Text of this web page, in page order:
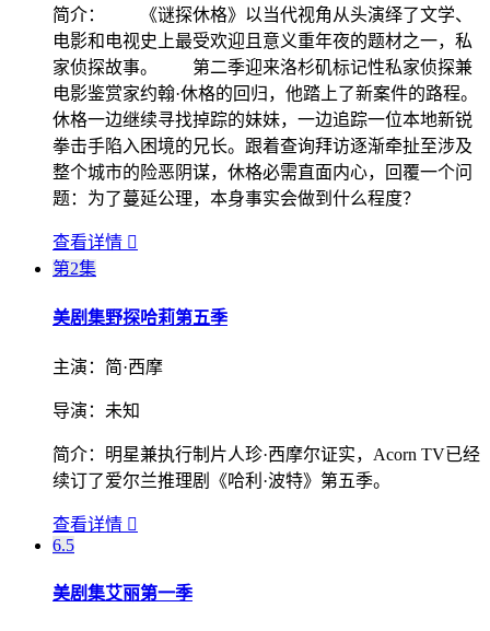
简介：
《谜探休格》以当代视角从头演绎了文学、
电影和电视史上最受欢迎且意义重年夜的题材之一，私
家侦探故事。 第二季迎来洛杉矶标记性私家侦探兼
电影鉴赏家约翰·休格的回归，他踏上了新案件的路程。
休格一边继续寻找掉踪的妹妹，一边追踪一位本地新锐
拳击手陷入困境的兄长。跟着查询拜访逐渐牵扯至涉及
整个城市的险恶阴谋，休格必需直面内心，回覆一个问
题：为了蔓延公理，本身事实会做到什么程度？
查看详情 
第2集
美剧集野探哈莉第五季
主演： 简·西摩
导演： 未知
简介： 明星兼执行制片人珍·西摩尔证实，Acorn TV已经
续订了爱尔兰推理剧《哈利·波特》第五季。
查看详情 
6.5
美剧集艾丽第一季